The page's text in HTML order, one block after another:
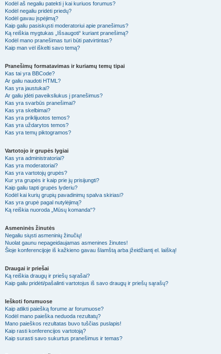
Kodėl aš negaliu patekti į kai kuriuos forumus?
Kodėl negaliu pridėti priedų?
Kodėl gavau įspėjimą?
Kaip galiu pasiskųsti moderatoriui apie pranešimus?
Ką reiškia mygtukas „Išsaugoti“ kuriant pranešimą?
Kodėl mano pranešimas turi būti patvirtintas?
Kaip man vėl iškelti savo temą?
Pranešimų formatavimas ir kuriamų temų tipai
Kas tai yra BBCode?
Ar galiu naudoti HTML?
Kas yra jaustukai?
Ar galiu įdėti paveiksliukus į pranešimus?
Kas yra svarbūs pranešimai?
Kas yra skelbimai?
Kas yra priklijuotos temos?
Kas yra uždarytos temos?
Kas yra temų piktogramos?
Vartotojo ir grupės lygiai
Kas yra administratoriai?
Kas yra moderatoriai?
Kas yra vartotojų grupės?
Kur yra grupės ir kaip prie jų prisijungti?
Kaip galiu tapti grupės lyderiu?
Kodėl kai kurių grupių pavadinimų spalva skiriasi?
Kas yra grupė pagal nutylėjimą?
Ką reiškia nuoroda „Mūsų komanda“?
Asmeninės žinutės
Negaliu siųsti asmeninių žinučių!
Nuolat gaunu nepageidaujamas asmenines žinutes!
Šioje konferencijoje iš kažkieno gavau šlamštą arba įžeidžiantį el. laišką!
Draugai ir priešai
Ką reiškia draugų ir priešų sąrašai?
Kaip galiu pridėti/pašalinti vartotojus iš savo draugų ir priešų sąrašų?
Ieškoti forumuose
Kaip atlikti paiešką forume ar forumuose?
Kodėl mano paieška neduoda rezultatų?
Mano paieškos rezultatas buvo tuščias puslapis!
Kaip rasti konferencijos vartotoją?
Kaip surasti savo sukurtus pranešimus ir temas?